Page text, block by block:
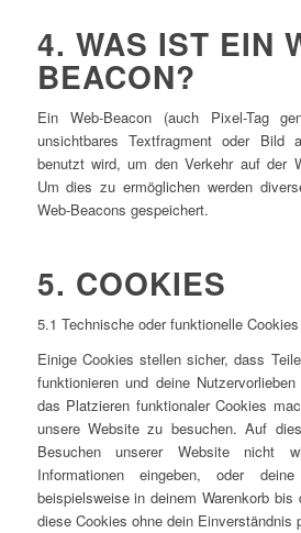
4. WAS IST EIN
BEACON?
Ein Web-Beacon (auch Pixel-Tag
unsichtbares Textfragment oder Bild
benutzt wird, um den Verkehr auf der
Um dies zu ermöglichen werden
Web-Beacons gespeichert.
5. COOKIES
5.1 Technische oder funktionelle Cookies
Einige Cookies stellen sicher, dass
funktionieren und deine
das Platzieren funktionaler Cookies
unsere Website zu besuchen. Auf
Besuchen unserer Website nicht
Informationen eingeben, oder
beispielsweise in deinem Warenkorb
diese Cookies ohne dein Einverständnis